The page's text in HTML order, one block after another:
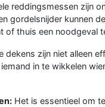
reddingsmessen zijn
gordelsnijder kunnen
of thuis een noodgeval
dekens zijn niet alleen
in te wikkelen
Het is essentieel om